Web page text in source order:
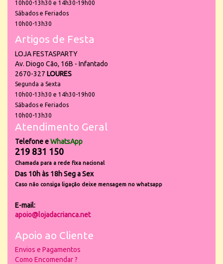
10h00-13h30 e 14h30-19h00
Sábados e Feriados
10h00-13h30
Artigos de Festa
LOJA FESTASPARTY
Av. Diogo Cão, 16B - Infantado
2670-327 LOURES
Segunda a Sexta
10h00-13h30 e 14h30-19h00
Sábados e Feriados
10h00-13h30
Atendimento Geral
Telefone eWhatsApp
219 831 150
Chamada para a rede fixa nacional
Das 10h às 18h Seg a Sex
Caso não consiga ligação deixe mensagem no whatsapp
E-mail:
apoio@lojadacrianca.net
Apoio ao Cliente
Envios e Pagamentos
Como Encomendar ?